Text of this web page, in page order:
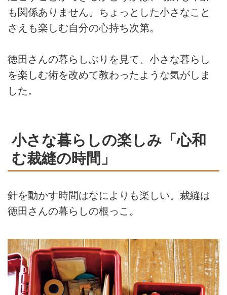
も関係ありません。ちょっとした小さなこと
さえも楽しむ自分の心持ち次第。
徳田さんの暮らしぶりを見て、小さな暮らし
を楽しむ術を改めて教わったような気がしま
した。
小さな暮らしの楽しみ「心和
む裁縫の時間」
針を動かす時間はなによりも楽しい。裁縫は
徳田さんの暮らしの根っこ。